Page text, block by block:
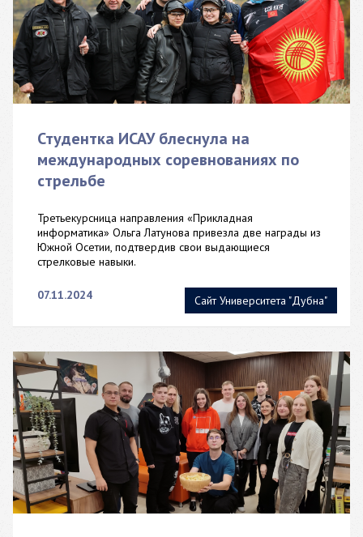
Сайт Университета "Дубна"
Студентка ИСАУ блеснула на
международных соревнованиях по
стрельбе
Третьекурсница направления «Прикладная
информатика» Ольга Латунова привезла две награды из
Южной Осетии, подтвердив свои выдающиеся
стрелковые навыки.
07.11.2024